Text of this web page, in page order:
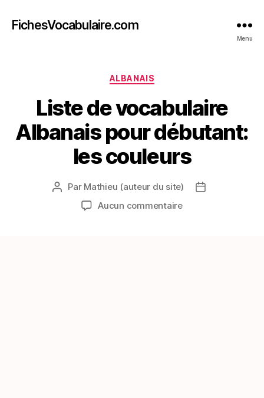
FichesVocabulaire.com
Menu
Catégories
ALBANAIS
Liste de vocabulaire
Albanais pour débutant:
les couleurs
Auteur
l’article
Par Mathieu (auteur du site)
Date
Aucun commentairesur